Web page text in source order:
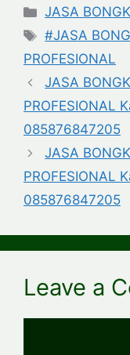
Categories
JASA
Tags
#JASA
PROFESIONAL
JASA
PROFESIONAL
085876847205
JASA
PROFESIONAL
085876847205
Leave a